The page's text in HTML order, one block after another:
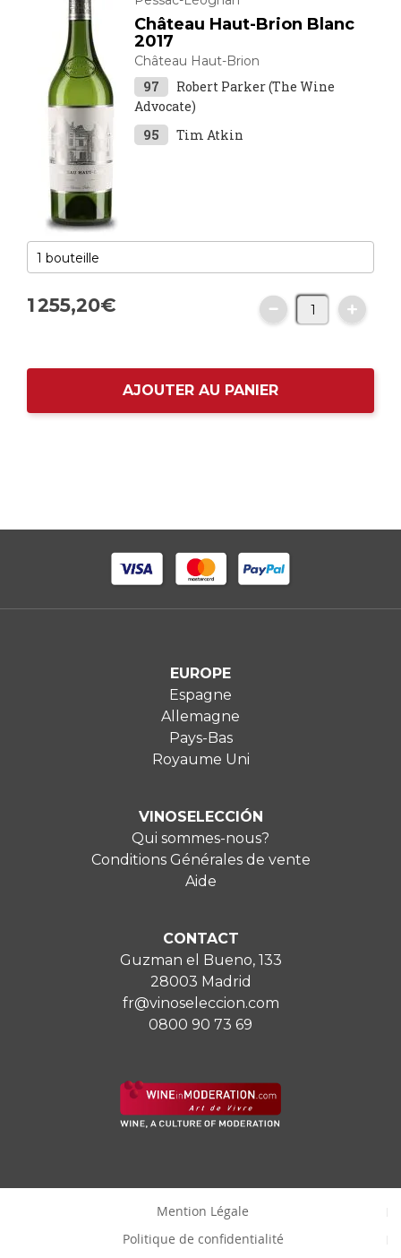
Château Haut-Brion Blanc
2017
Château Haut-Brion
97
Robert Parker (The Wine
Advocate)
95
Tim Atkin
1 255,20€
AJOUTER AU PANIER
EUROPE
Espagne
Allemagne
Pays-Bas
Royaume Uni
VINOSELECCIÓN
Qui sommes-nous?
Conditions Générales de vente
Aide
CONTACT
Guzman el Bueno, 133
28003 Madrid
fr@vinoseleccion.com
0800 90 73 69
Mention Légale
Politique de confidentialité